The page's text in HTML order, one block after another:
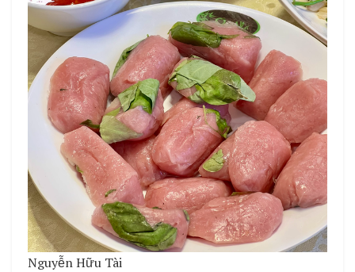
Nguyễn Hữu Tài